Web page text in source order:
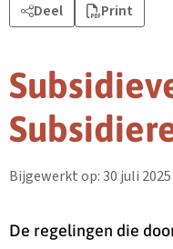
Deel Print
Bijgewerkt op: 30 juli 2025
De regelingen die